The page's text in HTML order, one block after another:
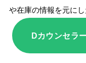
や在庫の情報を元にし
Dカウンセラ